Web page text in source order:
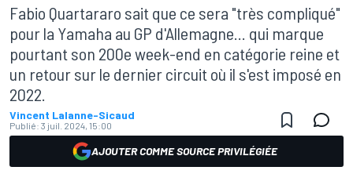
Fabio Quartararo sait que ce sera "très compliqué"
pour la Yamaha au GP d'Allemagne... qui marque
pourtant son 200e week-end en catégorie reine et
un retour sur le dernier circuit où il s'est imposé en
2022.
Vincent Lalanne-Sicaud
Publié: 3 juil. 2024, 15:00
AJOUTER COMME SOURCE PRIVILÉGIÉE